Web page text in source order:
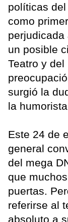
políticas
como
perjudicada
un posible
Teatro y
surgió la
la
Este 24 de
general
del mega
que
puertas.
referirse al
absoluto a